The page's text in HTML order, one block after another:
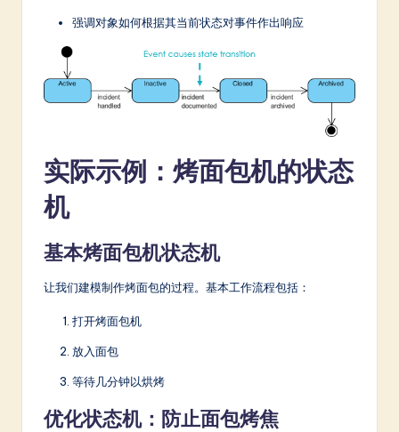
强调对象如何根据其当前状态对事件作出响应
实际示例：烤面包机的状态
机
基本烤面包机状态机
让我们建模制作烤面包的过程。基本工作流程包括：
打开烤面包机
放入面包
等待几分钟以烘烤
优化状态机：防止面包烤焦